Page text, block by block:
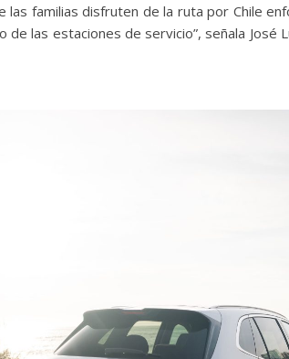
las familias disfruten de la ruta por Chile
de las estaciones de servicio”, señala